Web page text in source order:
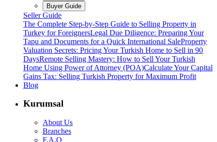
Buyer Guide
Seller Guide
The Complete Step-by-Step Guide to Selling Property in
Turkey for ForeignersLegal Due Diligence: Preparing Your
Tapu and Documents for a Quick International SaleProperty
Valuation Secrets: Pricing Your Turkish Home to Sell in 90
DaysRemote Selling Mastery: How to Sell Your Turkish
Home Using Power of Attorney (POA)Calculate Your Capital
Gains Tax: Selling Turkish Property for Maximum Profit
Blog
Kurumsal
About Us
Branches
F.A.Q